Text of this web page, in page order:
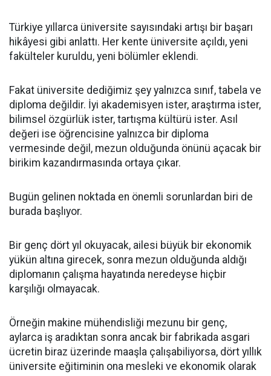
Türkiye yıllarca üniversite sayısındaki artışı bir başarı
hikâyesi gibi anlattı. Her kente üniversite açıldı, yeni
fakülteler kuruldu, yeni bölümler eklendi.
Fakat üniversite dediğimiz şey yalnızca sınıf, tabela ve
diploma değildir. İyi akademisyen ister, araştırma ister,
bilimsel özgürlük ister, tartışma kültürü ister. Asıl
değeri ise öğrencisine yalnızca bir diploma
vermesinde değil, mezun olduğunda önünü açacak bir
birikim kazandırmasında ortaya çıkar.
Bugün gelinen noktada en önemli sorunlardan biri de
burada başlıyor.
Bir genç dört yıl okuyacak, ailesi büyük bir ekonomik
yükün altına girecek, sonra mezun olduğunda aldığı
diplomanın çalışma hayatında neredeyse hiçbir
karşılığı olmayacak.
Örneğin makine mühendisliği mezunu bir genç,
aylarca iş aradıktan sonra ancak bir fabrikada asgari
ücretin biraz üzerinde maaşla çalışabiliyorsa, dört yıllık
üniversite eğitiminin ona mesleki ve ekonomik olarak